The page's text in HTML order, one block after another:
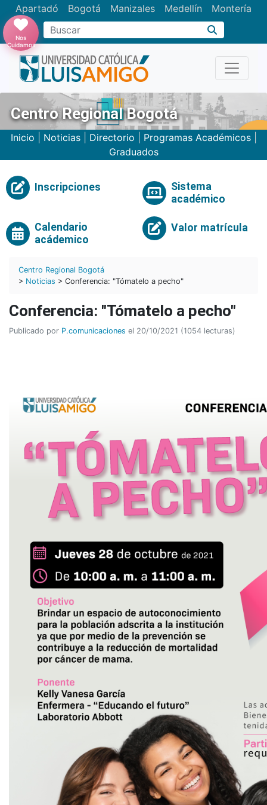
Apartadó Bogotá Manizales Medellín Montería
Nos
Cuidamos
Centro Regional Bogotá
Inicio Noticias| Directorio Programas Académicos|
Graduados
Inscripciones
Sistema
académico
Calendario
acádemico
Valor matrícula
Centro Regional Bogotá
> Noticias > Conferencia: "Tómatelo a pecho"
Conferencia: "Tómatelo a pecho"
Publicado por P.comunicaciones el 20/10/2021 (1054 lecturas)